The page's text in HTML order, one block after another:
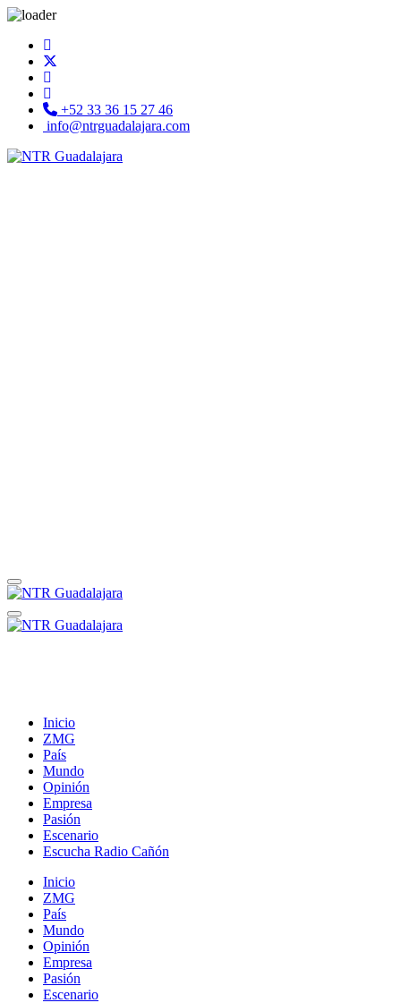
+52 33 36 15 27 46
info@ntrguadalajara.com
Inicio
ZMG
País
Mundo
Opinión
Empresa
Pasión
Escenario
Escucha Radio Cañón
Inicio
ZMG
País
Mundo
Opinión
Empresa
Pasión
Escenario